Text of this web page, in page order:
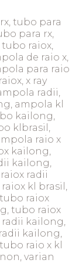
tubo para
para rx,
raiox,
de raio x,
para raio
x ray
radii,
ampola kl
kailong,
klbrasil,
raio x
kailong,
kailong,
radii
kl brasil,
raiox
tubo raiox
kailong,
kailong,
raio x kl
varian